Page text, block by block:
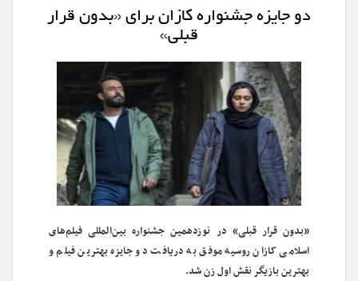
دو جایزه جشنواره کازان برای «بدون قرار
قبلی»
«بدون قرار قبلی» در نوزدهمین جشنواره بین‌المللی فیلم‌های
اسلامی کازان روسیه موفق به دریافت دو جایزه بهترین فیلم و
بهترین بازیگر نقش اول زن شد.